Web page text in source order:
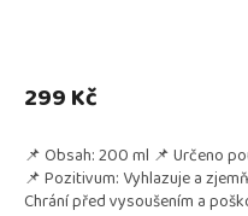
299 Kč
📌 Obsah: 200 ml 📌 Určeno
📌 Pozitivum: Vyhlazuje a
Chrání před vysoušením a